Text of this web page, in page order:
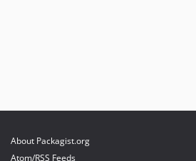
About Packagist.org
Atom/RSS Feeds